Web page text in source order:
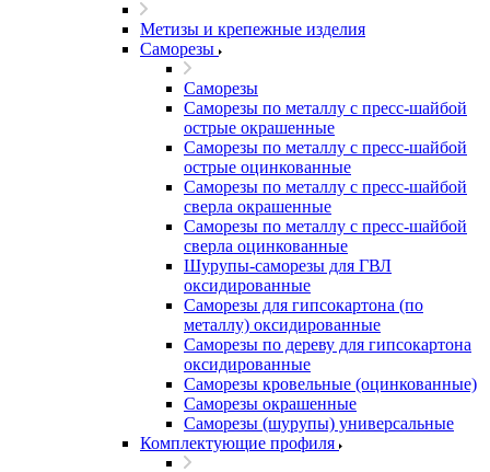
Метизы и крепежные изделия
Саморезы
Саморезы
Саморезы по металлу с пресс-шайбой
острые окрашенные
Саморезы по металлу с пресс-шайбой
острые оцинкованные
Саморезы по металлу с пресс-шайбой
сверла окрашенные
Саморезы по металлу с пресс-шайбой
сверла оцинкованные
Шурупы-саморезы для ГВЛ
оксидированные
Саморезы для гипсокартона (по
металлу) оксидированные
Саморезы по дереву для гипсокартона
оксидированные
Саморезы кровельные (оцинкованные)
Саморезы окрашенные
Саморезы (шурупы) универсальные
Комплектующие профиля